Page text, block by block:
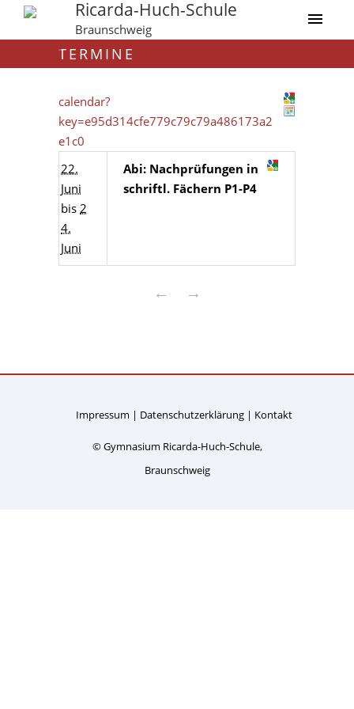
Ricarda-Huch-Schule
Braunschweig
TERMINE
calendar?
key=e95d314cfe779c79c79a486173a2
e1c0
22.
Juni
bis 2
4.
Juni
Abi: Nachprüfungen in
schriftl. Fächern P1-P4
← →
Impressum Datenschutzerklärung Kontakt
© Gymnasium Ricarda-Huch-Schule,
Braunschweig